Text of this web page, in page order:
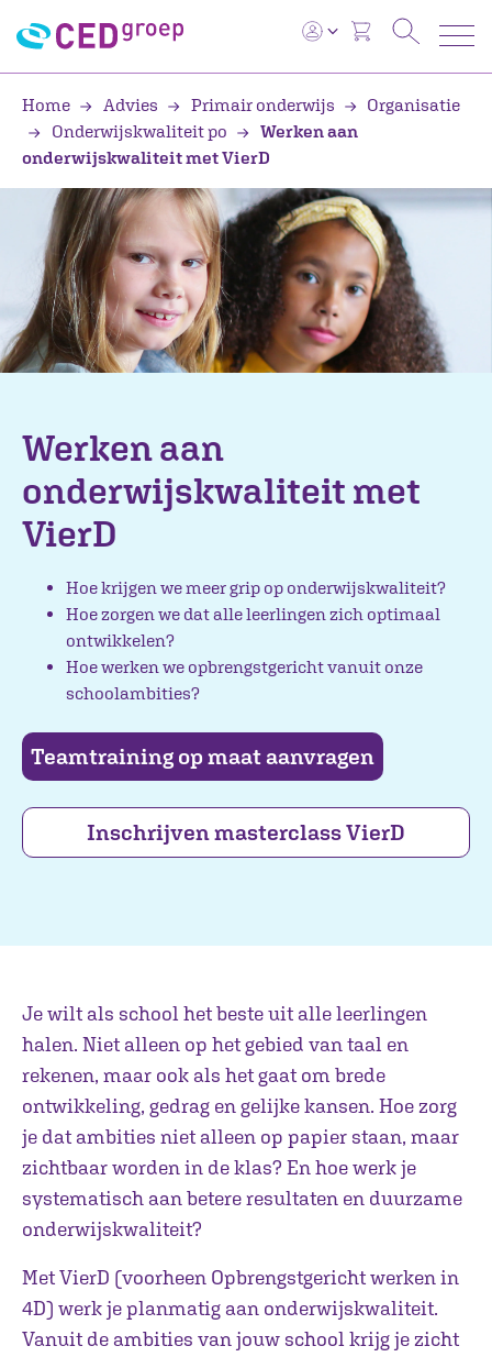
Home Advies Primair onderwijs
Organisatie
Onderwijskwaliteit po
Werken aan
onderwijskwaliteit met VierD
Werken aan
onderwijskwaliteit met
VierD
Hoe krijgen we meer grip op onderwijskwaliteit?
Hoe zorgen we dat alle leerlingen zich optimaal
ontwikkelen?
Hoe werken we opbrengstgericht vanuit onze
schoolambities?
Teamtraining op maat aanvragen
Inschrijven masterclass VierD
Je wilt als school het beste uit alle leerlingen
halen. Niet alleen op het gebied van taal en
rekenen, maar ook als het gaat om brede
ontwikkeling, gedrag en gelijke kansen. Hoe zorg
je dat ambities niet alleen op papier staan, maar
zichtbaar worden in de klas? En hoe werk je
systematisch aan betere resultaten en duurzame
onderwijskwaliteit?
Met VierD (voorheen Opbrengstgericht werken in
4D) werk je planmatig aan onderwijskwaliteit.
Vanuit de ambities van jouw school krijg je zicht